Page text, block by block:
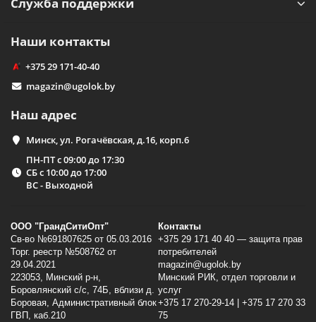
Служба поддержки
Наши контакты
+375 29 171-40-40
magazin@ugolok.by
Наш адрес
Минск, ул. Рогачёвская, д.16, корп.6
ПН-ПТ с 09:00 до 17:30
СБ с 10:00 до 17:00
ВС - Выходной
ООО "ГрандСитиОпт"
Св-во №691807625 от 05.03.2016
Торг. реестр №508762 от
29.04.2021
223053, Минский p-н,
Боровлянский с/с, 74Б, вблизи д.
Боровая, Административный блок
ГВП, каб.210
Контакты
+375 29 171 40 40 — защита прав
потребителей
magazin@ugolok.by
Минский РИК, отдел торговли и
услуг
+375 17 270-29-14 | +375 17 270 33
75